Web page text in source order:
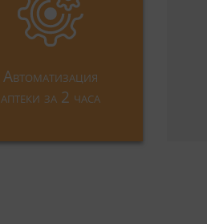
Автоматизация
аптеки за 2 часа